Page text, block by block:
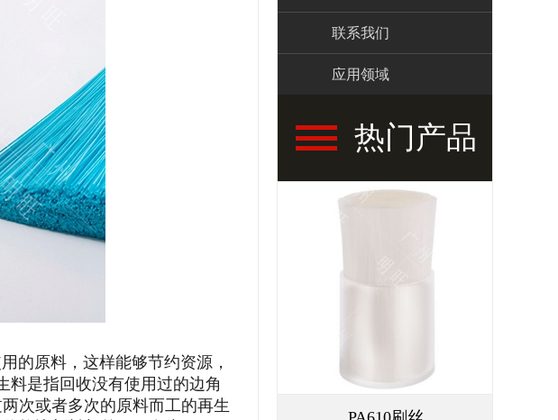
原料，这样能够节约资源，
料是指回收没有使用过的边角
次或者多次的原料而工的再生
联系我们
应用领域
热门产品